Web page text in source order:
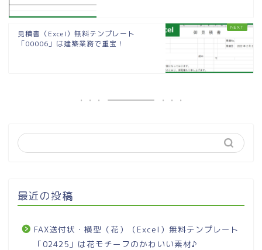
見積書（Excel）無料テンプレート
「00006」は建築業務で重宝！
最近の投稿
FAX送付状・横型（花）（Excel）無料テンプレート
「02425」は花モチーフのかわいい素材♪